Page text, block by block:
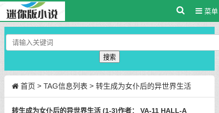
菜单
搜索
首页 > TAG信息列表 > 转生成为女仆后的异世界生活
转生成为女仆后的异世界生活 (1-3)作者： VA-11 HALL-A